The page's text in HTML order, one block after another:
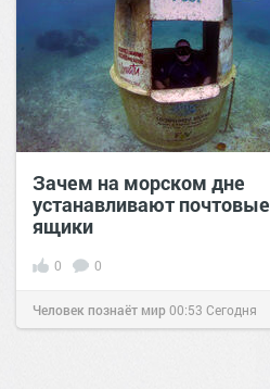
Зачем на морском дне
устанавливают почтовые
ящики
0 0
Человек познаёт мир00:53 Сегодня